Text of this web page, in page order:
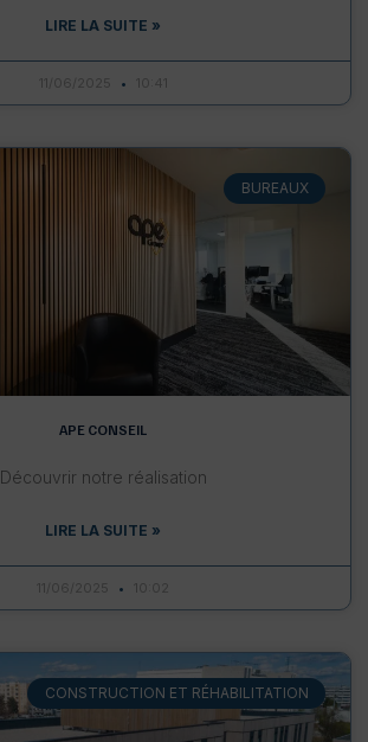
LIRE LA SUITE »
11/06/2025 10:41
BUREAUX
APE CONSEIL
Découvrir notre réalisation
LIRE LA SUITE »
11/06/2025 10:02
CONSTRUCTION ET RÉHABILITATION